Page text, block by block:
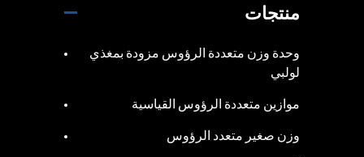
منتجات
وحدة وزن متعددة الرؤوس مزودة بمغذي
لولبي
موازين متعددة الرؤوس القياسية
وزن صغير متعدد الرؤوس